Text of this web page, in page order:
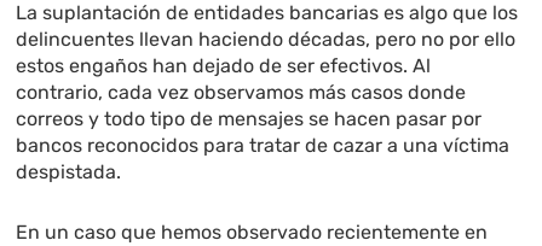
La suplantación de entidades bancarias es algo que los
delincuentes llevan haciendo décadas, pero no por ello
estos engaños han dejado de ser efectivos. Al
contrario, cada vez observamos más casos donde
correos y todo tipo de mensajes se hacen pasar por
bancos reconocidos para tratar de cazar a una víctima
despistada.
En un caso que hemos observado recientemente en